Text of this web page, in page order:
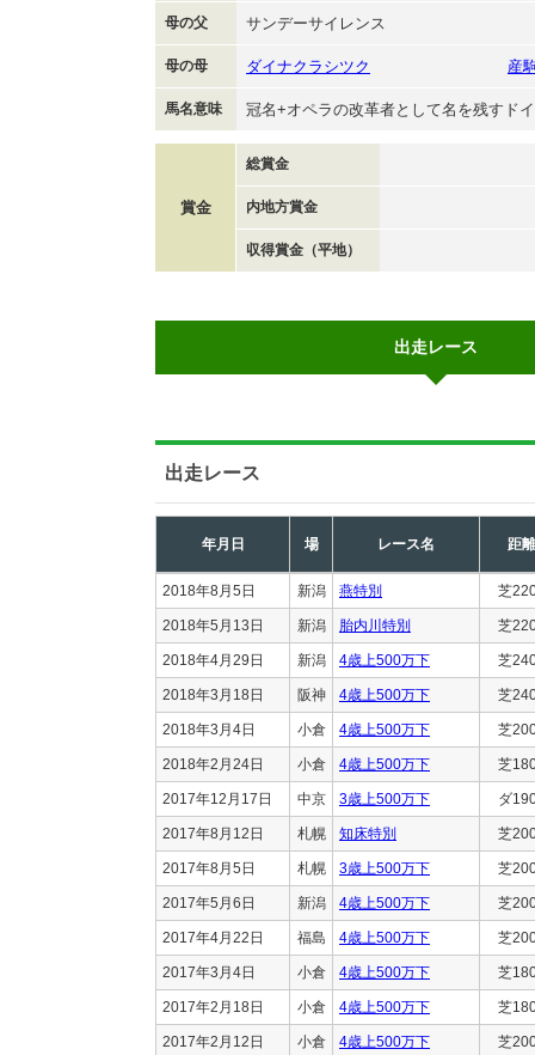
母の父 サンデーサイレンス
母の母 ダイナクラシツク 産
馬名意味 冠名+オペラの改革者として名を残すド
賞金
総賞金
内地方賞金
収得賞金（平地）
出走レース
出走レース
年月日 場 レース名 距離
2018年8月5日 新潟 燕特別 芝
2018年5月13日 新潟 胎内川特別 芝
2018年4月29日 新潟 4歳上500万下 芝
2018年3月18日 阪神 4歳上500万下 芝
2018年3月4日 小倉 4歳上500万下 芝
2018年2月24日 小倉 4歳上500万下 芝
2017年12月17日 中京 3歳上500万下 ダ
2017年8月12日 札幌 知床特別 芝
2017年8月5日 札幌 3歳上500万下 芝
2017年5月6日 新潟 4歳上500万下 芝
2017年4月22日 福島 4歳上500万下 芝
2017年3月4日 小倉 4歳上500万下 芝
2017年2月18日 小倉 4歳上500万下 芝
2017年2月12日 小倉 4歳上500万下 芝